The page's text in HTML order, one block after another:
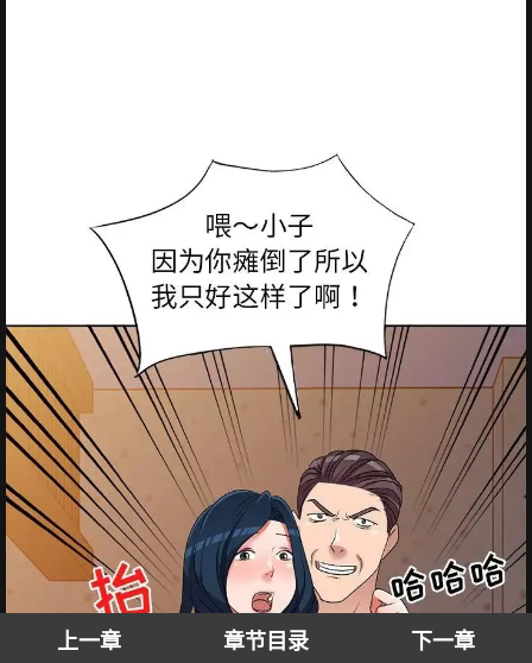
上一章 章节目录 下一章